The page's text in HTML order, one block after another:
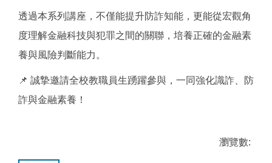
透過本系列講座，不僅能提升防詐知能，更能從宏觀角
度理解金融科技與犯罪之間的關聯，培養正確的金融素
養與風險判斷能力。
📌 誠摯邀請全校教職員生踴躍參與，一同強化識詐、防
詐與金融素養！
瀏覽數: